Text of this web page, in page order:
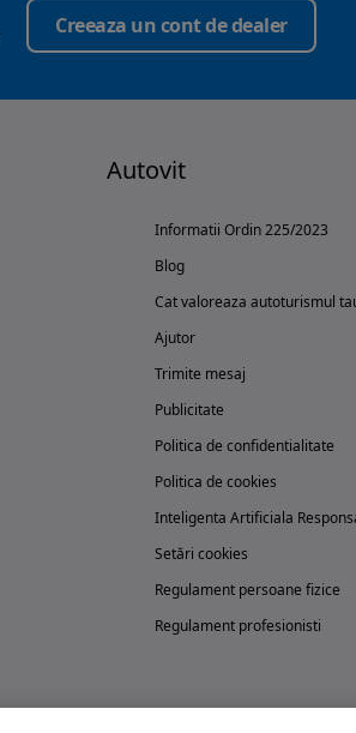
Creeaza un cont de dealer
opens in a new tab
Autovit
Informatii Ordin 225/2023
Blog
Cat valoreaza autoturismul
Ajutor
Trimite mesaj
Publicitate
Politica de confidentialitate
Politica de cookies
Inteligenta Artificiala
Setări cookies
Regulament persoane fizice
Regulament profesionisti